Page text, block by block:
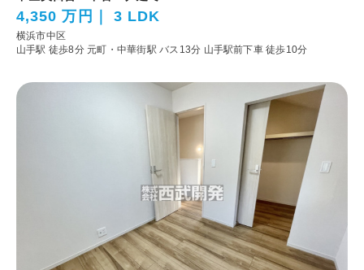
4,350 万円 3 LDK
横浜市中区
山手駅 徒歩8分元町・中華街駅 バス13分 山手駅前下車 徒歩10分